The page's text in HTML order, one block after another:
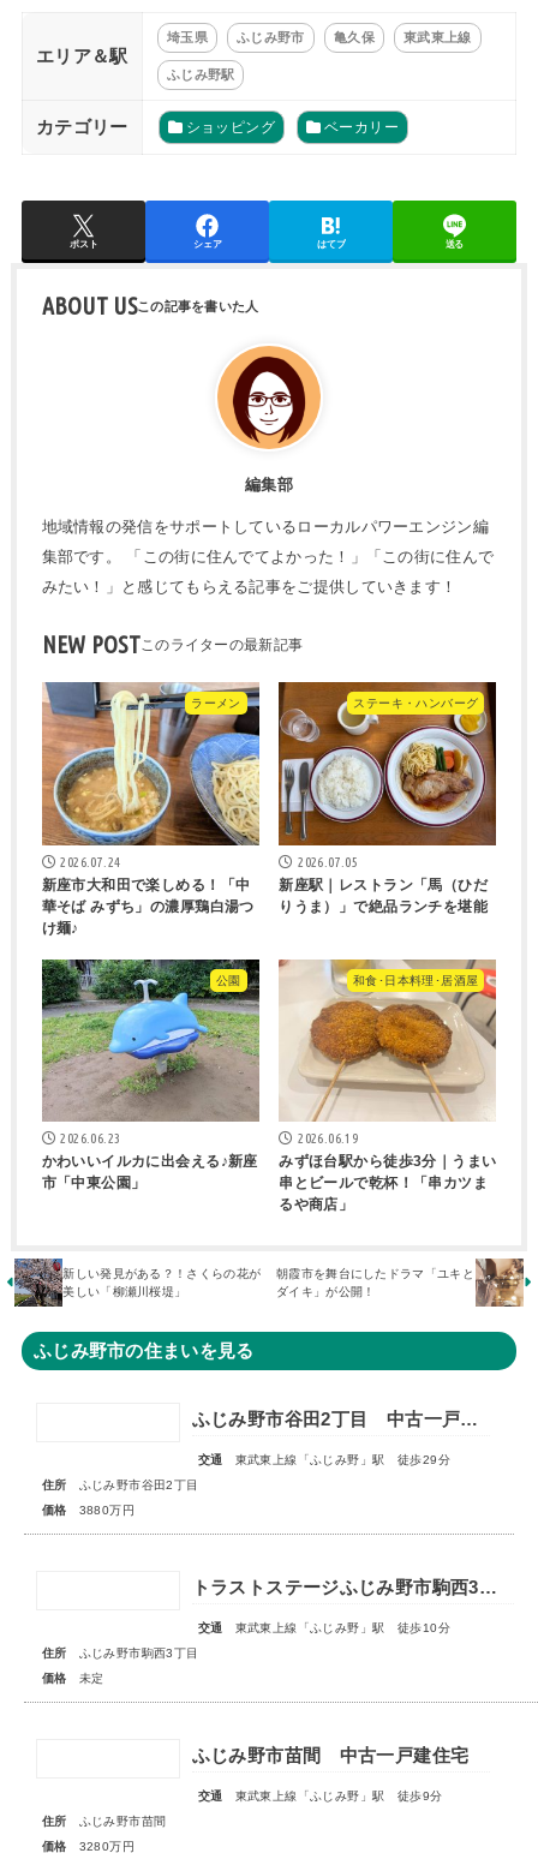
エリア＆駅
埼玉県 ふじみ野市 亀久保 東武東上線
ふじみ野駅
カテゴリー ショッピング ベーカリー
ポスト シェア はてブ 送る
ABOUT US
編集部
地域情報の発信をサポートしているローカルパワーエンジン編
集部です。 「この街に住んでてよかった！」「この街に住んで
みたい！」と感じてもらえる記事をご提供していきます！
NEW POST
ラーメン
2026.07.24
新座市大和田で楽しめる！「中
華そば みずち」の濃厚鶏白湯つ
け麺♪
ステーキ・ハンバーグ
2026.07.05
新座駅｜レストラン「馬（ひだ
りうま）」で絶品ランチを堪能
公園
2026.06.23
かわいいイルカに出会える♪新座
市「中東公園」
和食･日本料理･居酒屋
2026.06.19
みずほ台駅から徒歩3分｜うまい
串とビールで乾杯！「串カツま
るや商店」
新しい発見がある？！さくらの花が
美しい「柳瀬川桜堤」
朝霞市を舞台にしたドラマ「ユキと
ダイキ」が公開！
ふじみ野市の住まいを見る
ふじみ野市谷田2丁目 中古一戸建住宅
交通
東武東上線「ふじみ野」駅 徒歩29分
住所
ふじみ野市谷田2丁目
価格
3880万円
トラストステージふじみ野市駒西3丁目4期 全3区画◇販売予告◇
交通
東武東上線「ふじみ野」駅 徒歩10分
住所
ふじみ野市駒西3丁目
価格
未定
ふじみ野市苗間 中古一戸建住宅
交通
東武東上線「ふじみ野」駅 徒歩9分
住所
ふじみ野市苗間
価格
3280万円